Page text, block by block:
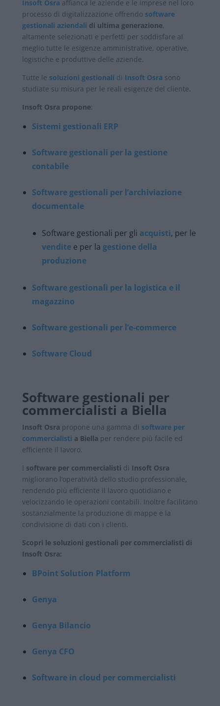
Insoft Osra affianca le aziende e le imprese nel loro
processo di digitalizzazione offrendo software
gestionali aziendali di ultima generazione,
altamente selezionati e perfetti per soddisfare al
meglio tutte le esigenze amministrative, operative,
logistiche e produttive delle aziende.
Tutte le soluzioni gestionali di Insoft Osra sono
studiate su misura per le reali esigenze del cliente.
Insoft Osra propone:
Sistemi gestionali ERP
Software gestionali per la gestione
contabile
Software gestionali per l’archiviazione
documentale
Software gestionali per gli acquisti, per le
vendite e per la gestione della
produzione
Software gestionali per la logistica e il
magazzino
Software gestionali per l’e-commerce
Software Cloud
Software gestionali per
commercialisti a Biella
Insoft Osra propone una gamma di software per
commercialisti a Biella per rendere più facile ed
efficiente il lavoro.
I software per commercialisti di Insoft Osra
migliorano l’operatività dello studio professionale,
rendendo più efficiente il lavoro quotidiano e
velocizzando le operazioni contabili. Inoltre facilitano
sostanzialmente la produzione di mappe e la
condivisione di dati con i clienti.
Scopri le soluzioni gestionali per commercialisti di
Insoft Osra:
BPoint Solution Platform
Genya
Genya Bilancio
Genya CFO
Software in cloud per commercialisti